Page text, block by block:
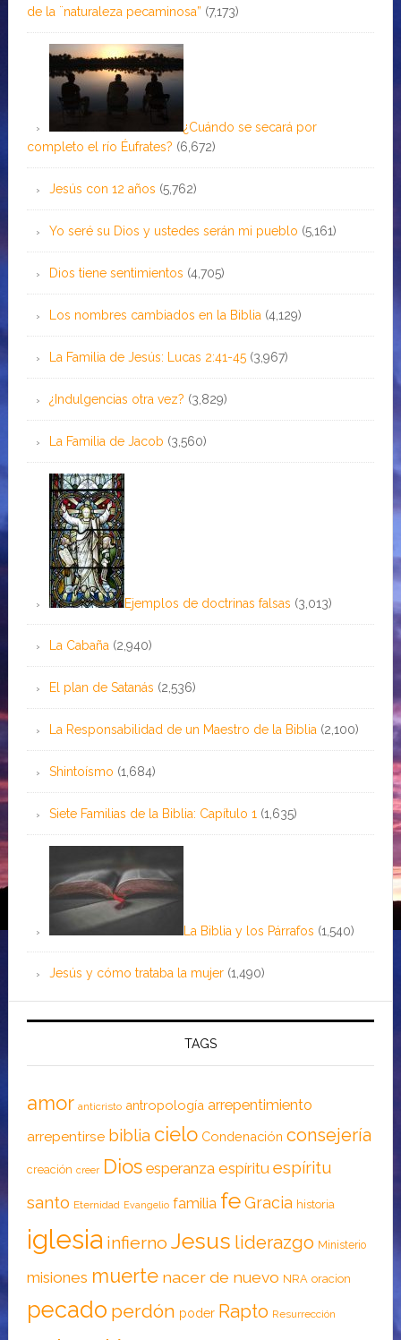
de la ¨naturaleza pecaminosa” (7,173)
¿Cuándo se secará por
completo el río Éufrates? (6,672)
Jesús con 12 años (5,762)
Yo seré su Dios y ustedes serán mi pueblo (5,161)
Dios tiene sentimientos (4,705)
Los nombres cambiados en la Biblia (4,129)
La Familia de Jesús: Lucas 2:41-45 (3,967)
¿Indulgencias otra vez? (3,829)
La Familia de Jacob (3,560)
Ejemplos de doctrinas falsas (3,013)
La Cabaña (2,940)
El plan de Satanás (2,536)
La Responsabilidad de un Maestro de la Biblia (2,100)
Shintoísmo (1,684)
Siete Familias de la Biblia: Capítulo 1 (1,635)
La Biblia y los Párrafos (1,540)
Jesús y cómo trataba la mujer (1,490)
TAGS
amor anticristo antropología arrepentimiento
arrepentirse biblia cielo Condenación consejería
creación creer Dios esperanza espíritu espíritu
santo Eternidad Evangelio familia feGracia historia
iglesia infierno Jesus liderazgo Ministerio
misiones muerte nacer de nuevo NRA oracion
pecado perdón poder Rapto Resurrección